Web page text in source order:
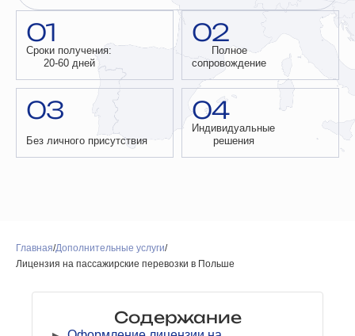
01
Сроки получения:
20-60 дней
02
Полное
сопровождение
03
Без личного присутствия
04
Индивидуальные
решения
Главная/Дополнительные услуги/
Лицензия на пассажирские перевозки в Польше
Содержание